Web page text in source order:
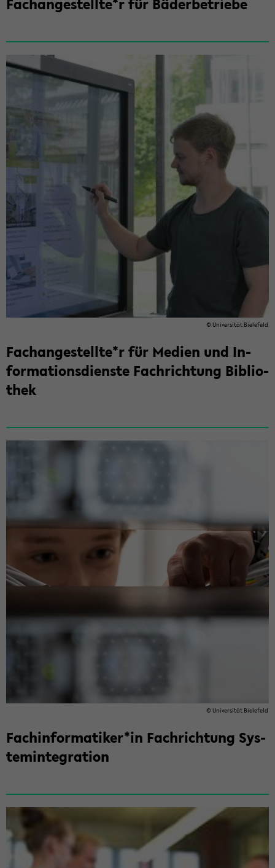
© Uni­ver­si­tät Bie­le­feld
Fach­an­ge­stell­te*r für Me­di­en und In­
for­ma­ti­ons­diens­te Fach­rich­tung Bi­blio­
thek
© Uni­ver­si­tät Bie­le­feld
Fach­in­for­ma­ti­ker*in Fach­rich­tung Sys­
tem­in­te­gra­ti­on